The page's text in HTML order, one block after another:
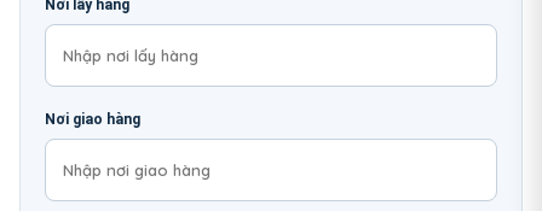
Nơi lấy hàng
Nơi giao hàng